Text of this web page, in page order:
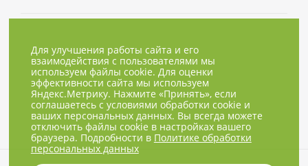
Для улучшения работы сайта и его
взаимодействия с пользователями мы
используем файлы cookie. Для оценки
эффективности сайта мы используем
Яндекс.Метрику. Нажмите «Принять», если
соглашаетесь с условиями обработки cookie и
ваших персональных данных. Вы всегда можете
отключить файлы cookie в настройках вашего
браузера. Подробности в Политике обработки
персональных данных